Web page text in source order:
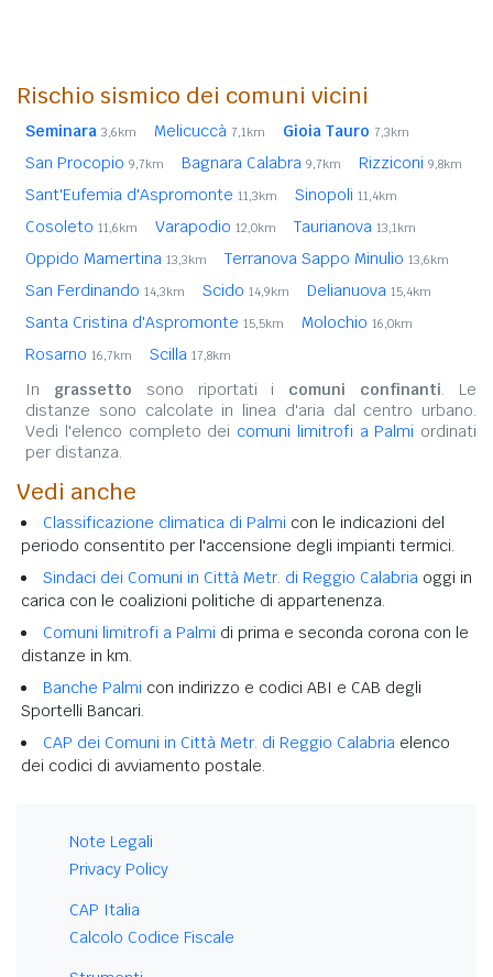
Rischio sismico dei comuni vicini
Seminara 3,6km Melicuccà 7,1km Gioia Tauro 7,3km
San Procopio 9,7km Bagnara Calabra 9,7km Rizziconi 9,8km
Sant'Eufemia d'Aspromonte 11,3km Sinopoli 11,4km
Cosoleto 11,6km Varapodio 12,0km Taurianova 13,1km
Oppido Mamertina 13,3km Terranova Sappo Minulio 13,6km
San Ferdinando 14,3km Scido 14,9km Delianuova 15,4km
Santa Cristina d'Aspromonte 15,5km Molochio 16,0km
Rosarno 16,7km Scilla 17,8km
In grassetto sono riportati i comuni confinanti. Le
distanze sono calcolate in linea d'aria dal centro urbano.
Vedi l'elenco completo dei comuni limitrofi a Palmi ordinati
per distanza.
Vedi anche
Classificazione climatica di Palmi con le indicazioni del
periodo consentito per l'accensione degli impianti termici.
Sindaci dei Comuni in Città Metr. di Reggio Calabria oggi in
carica con le coalizioni politiche di appartenenza.
Comuni limitrofi a Palmi di prima e seconda corona con le
distanze in km.
Banche Palmi con indirizzo e codici ABI e CAB degli
Sportelli Bancari.
CAP dei Comuni in Città Metr. di Reggio Calabria elenco
dei codici di avviamento postale.
Note Legali
Privacy Policy
CAP Italia
Calcolo Codice Fiscale